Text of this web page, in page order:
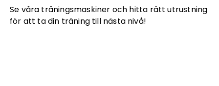
Se våra träningsmaskiner och hitta rätt utrustning
för att ta din träning till nästa nivå!